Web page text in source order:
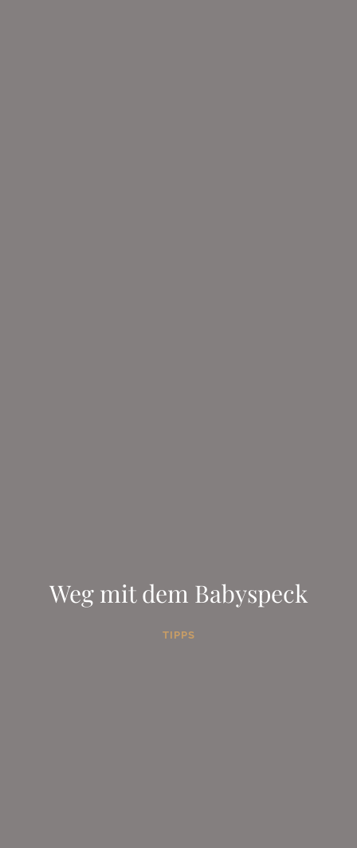
Weg mit dem Babyspeck
TIPPS